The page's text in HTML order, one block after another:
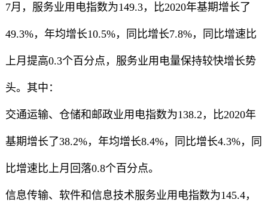
7月，服务业用电指数为149.3，比2020年基期增长了
49.3%，年均增长10.5%，同比增长7.8%，同比增速比
上月提高0.3个百分点，服务业用电量保持较快增长势
头。其中：
交通运输、仓储和邮政业用电指数为138.2，比2020年
基期增长了38.2%，年均增长8.4%，同比增长4.3%，同
比增速比上月回落0.8个百分点。
信息传输、软件和信息技术服务业用电指数为145.4，